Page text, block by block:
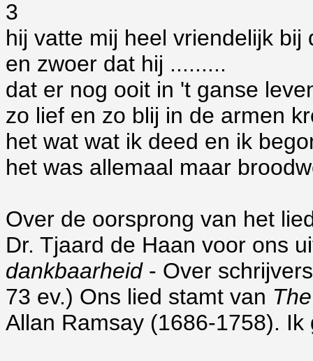
3
hij vatte mij heel vriendelijk bij
en zwoer dat hij .........
dat er nog ooit in 't ganse
zo lief en zo blij in de armen
het wat wat ik deed en ik
het was allemaal maar
Over de oorsprong van het
Dr. Tjaard de Haan voor ons
dankbaarheid- Over
73 ev.) Ons lied stamt van
Allan Ramsay (1686-1758).